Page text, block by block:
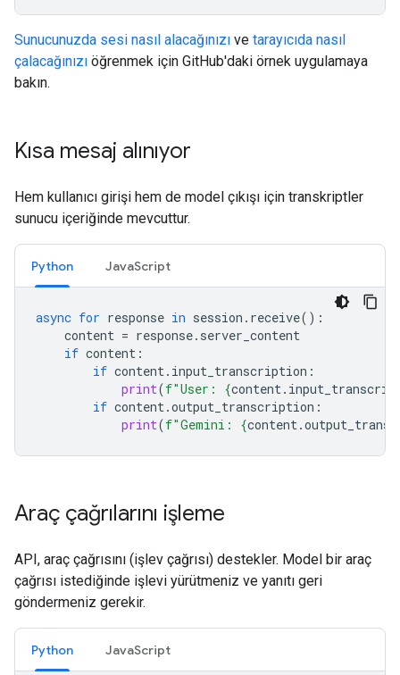
Sunucunuzda sesi nasıl alacağınızı ve tarayıcıda nasıl
çalacağınızı öğrenmek için GitHub'daki örnek uygulamaya
bakın.
Kısa mesaj alınıyor
Hem kullanıcı girişi hem de model çıkışı için transkriptler
sunucu içeriğinde mevcuttur.
Python JavaScript
async for response in session . receive():
content = response. server_content
if content :
if content. input_transcription :
print(f"User: {content.
if content.output_transcription :
print(f"Gemini: {content.
Araç çağrılarını işleme
API, araç çağrısını (işlev çağrısı) destekler. Model bir araç
çağrısı istediğinde işlevi yürütmeniz ve yanıtı geri
göndermeniz gerekir.
Python JavaScript